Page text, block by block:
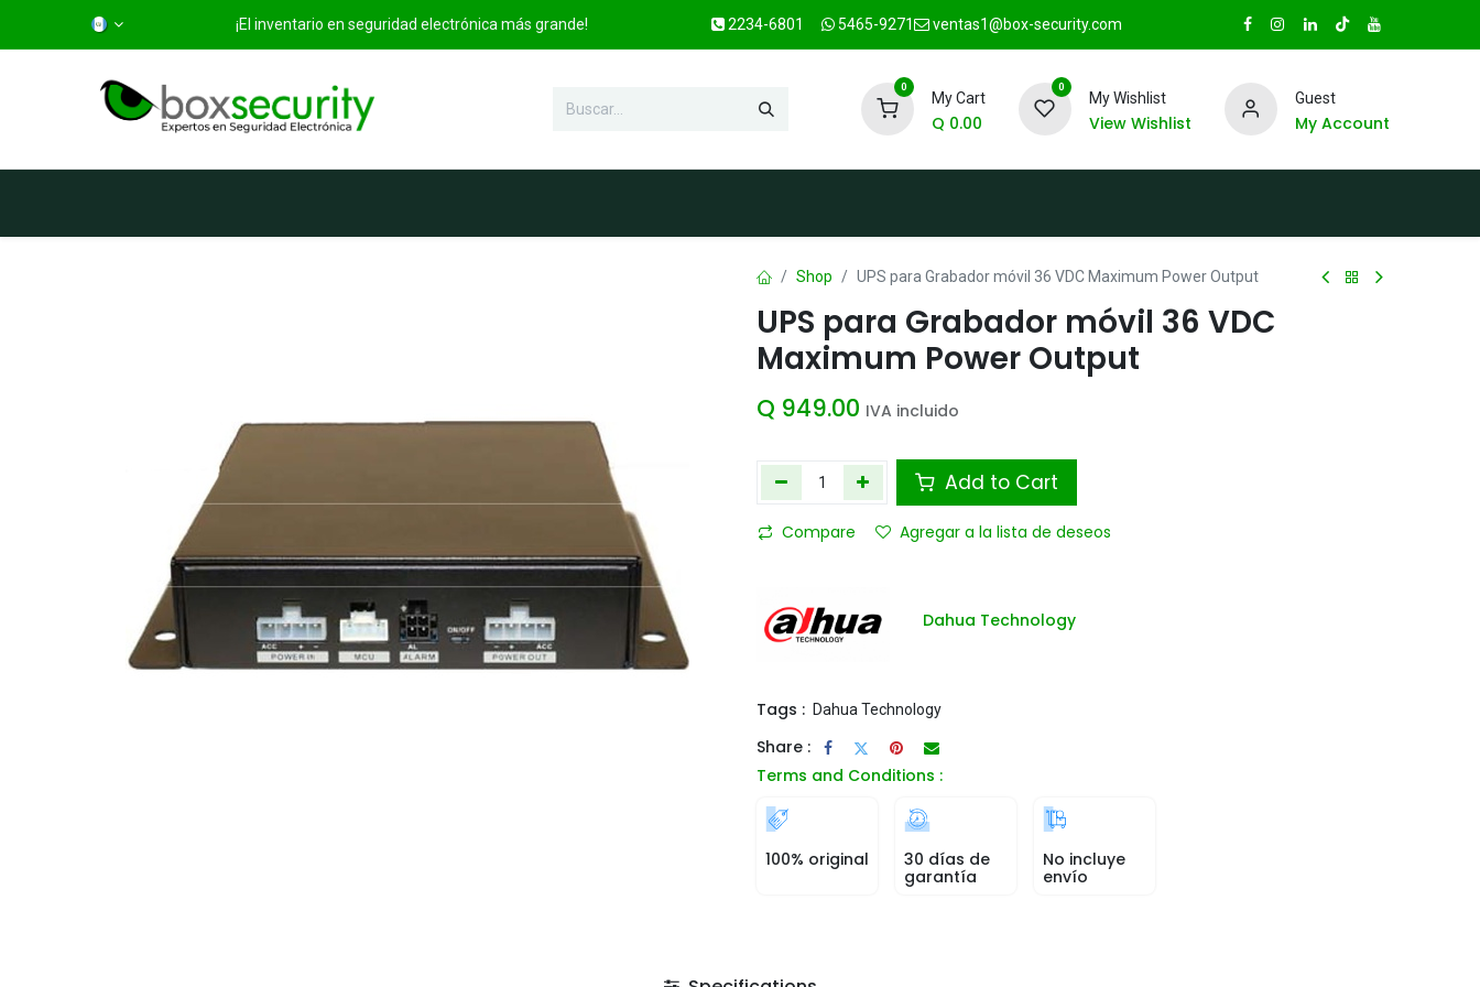
¡El inventario en seguridad electrónica más grande! 2234-6801 5465-9271 ventas1@box-security.com
0
My Cart
Q 0.00
0
My Wishlist
View Wishlist
Guest
My Account
Shop UPS para Grabador móvil 36 VDC Maximum Power Output
UPS para Grabador móvil 36 VDC
Maximum Power Output
Q 949.00 IVA incluido
Add to Cart
Compare Agregar a la lista de deseos
Dahua Technology
Tags : Dahua Technology
Share :
Terms and Conditions :
100% original
30 días de
garantía
No incluye
envío